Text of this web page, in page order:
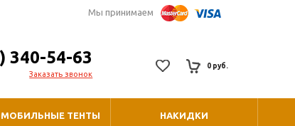
Мы принимаем
340-54-63
Заказать звонок
0 руб.
ТЕНТЫ НАКИДКИ